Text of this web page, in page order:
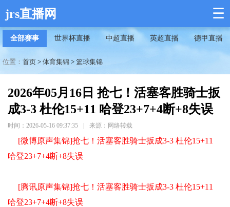
jrs直播网 ☰
全部赛事 世界杯直播 中超直播 英超直播 德甲直播
位置： 首页 > 体育集锦 > 篮球集锦
2026年05月16日 抢七！活塞客胜骑士扳
成3-3 杜伦15+11 哈登23+7+4断+8失误
时间：2026-05-16 09:37:35 来源：网络转载
[微博原声集锦]抢七！活塞客胜骑士扳成3-3 杜伦15+11
哈登23+7+4断+8失误
[腾讯原声集锦]抢七！活塞客胜骑士扳成3-3 杜伦15+11
哈登23+7+4断+8失误